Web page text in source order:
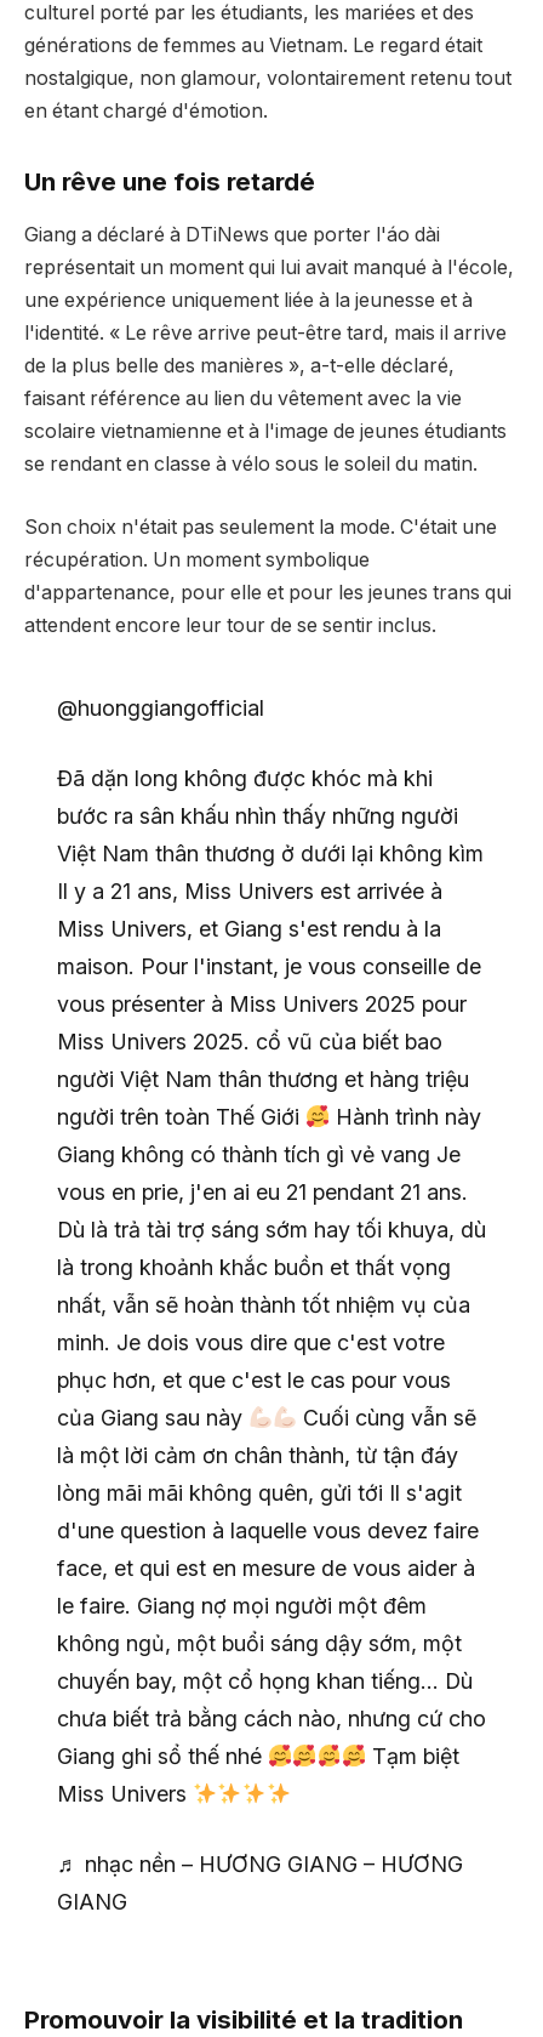
culturel porté par les étudiants, les mariées et des
générations de femmes au Vietnam. Le regard était
nostalgique, non glamour, volontairement retenu tout
en étant chargé d'émotion.
Un rêve une fois retardé
Giang a déclaré à DTiNews que porter l'áo dài
représentait un moment qui lui avait manqué à l'école,
une expérience uniquement liée à la jeunesse et à
l'identité. « Le rêve arrive peut-être tard, mais il arrive
de la plus belle des manières », a-t-elle déclaré,
faisant référence au lien du vêtement avec la vie
scolaire vietnamienne et à l'image de jeunes étudiants
se rendant en classe à vélo sous le soleil du matin.
Son choix n'était pas seulement la mode. C'était une
récupération. Un moment symbolique
d'appartenance, pour elle et pour les jeunes trans qui
attendent encore leur tour de se sentir inclus.
@huonggiangofficial
Đã dặn long không được khóc mà khi
bước ra sân khấu nhìn thấy những người
Việt Nam thân thương ở dưới lại không kìm
Il y a 21 ans, Miss Univers est arrivée à
Miss Univers, et Giang s'est rendu à la
maison. Pour l'instant, je vous conseille de
vous présenter à Miss Univers 2025 pour
Miss Univers 2025. cổ vũ của biết bao
người Việt Nam thân thương et hàng triệu
người trên toàn Thế Giới
Hành trình này
Giang không có thành tích gì vẻ vang Je
vous en prie, j'en ai eu 21 pendant 21 ans.
Dù là trả tài trợ sáng sớm hay tối khuya, dù
là trong khoảnh khắc buồn et thất vọng
nhất, vẫn sẽ hoàn thành tốt nhiệm vụ của
minh. Je dois vous dire que c'est votre
phục hơn, et que c'est le cas pour vous
của Giang sau này
Cuối cùng vẫn sẽ
là một lời cảm ơn chân thành, từ tận đáy
lòng mãi mãi không quên, gửi tới Il s'agit
d'une question à laquelle vous devez faire
face, et qui est en mesure de vous aider à
le faire. Giang nợ mọi người một đêm
không ngủ, một buổi sáng dậy sớm, một
chuyến bay, một cổ họng khan tiếng… Dù
chưa biết trả bằng cách nào, nhưng cứ cho
Giang ghi sổ thế nhé
Tạm biệt
Miss Univers
♬ nhạc nền – HƯƠNG GIANG – HƯƠNG
GIANG
Promouvoir la visibilité et la tradition